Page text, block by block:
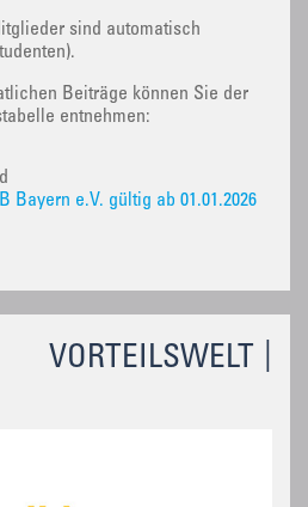
VORTEILSWELT
sind automatisch
Beiträge können Sie der
entnehmen:
Bayern e.V. gültig ab 01.01.2026